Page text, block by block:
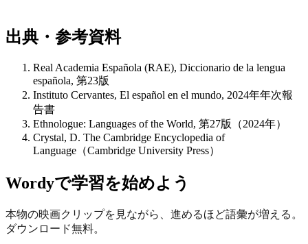
出典・参考資料
Real Academia Española (RAE), Diccionario de la lengua
española, 第23版
Instituto Cervantes, El español en el mundo, 2024年年次報
告書
Ethnologue: Languages of the World, 第27版（2024年）
Crystal, D. The Cambridge Encyclopedia of
Language（Cambridge University Press）
Wordyで学習を始めよう
本物の映画クリップを見ながら、進めるほど語彙が増える。
ダウンロード無料。